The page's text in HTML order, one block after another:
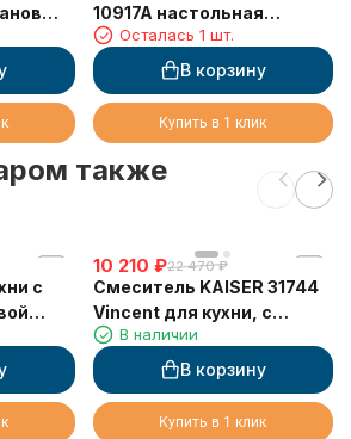
10917A настольная
керамика круглая
Осталась 1 шт.
В корзину
Купить в 1 клик
также
с
10 210 ₽22 470 ₽
Смеситель KAISER 31744
Vincent для кухни, с
краном для питьевой
воды, хром
В наличии
В корзину
Купить в 1 клик